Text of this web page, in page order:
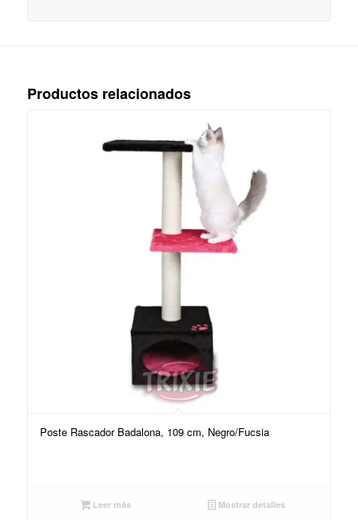
Productos relacionados
Poste Rascador Badalona, 109 cm, Negro/Fucsia
Leer más Mostrar detalles